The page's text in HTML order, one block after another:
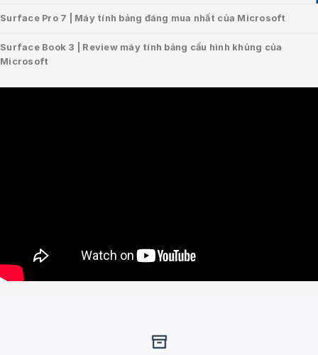
Surface Pro 7 | Máy tính bảng đáng mua nhất của Microsoft
Surface Book 3 | Review máy tính bảng cấu hình khủng của
Microsoft